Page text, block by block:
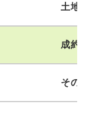
土地
成約
その